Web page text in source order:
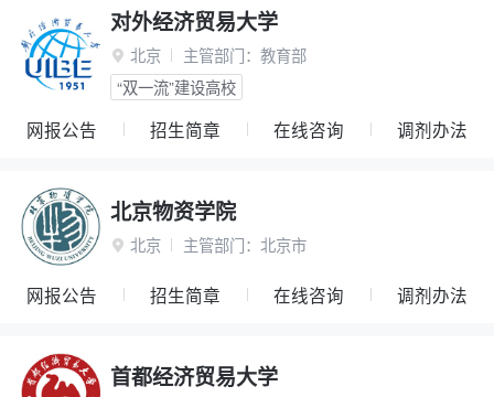
对外经济贸易大学
 北京 主管部门： 教育部
“双一流”建设高校
网报公告 招生简章 在线咨询 调剂办法
北京物资学院
 北京 主管部门： 北京市
网报公告 招生简章 在线咨询 调剂办法
首都经济贸易大学